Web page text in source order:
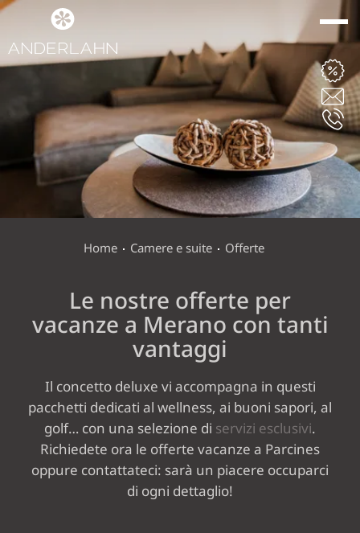
ANDERLAHN
CAMERE E SUITE
CAMERE, SUITE E PREZZI
LAST MINUTE
OFFERTE
DA SAPERE
WINE & DINE
WELLNESS VITAL
GARDEN
Home Camere e suite Offerte
Le nostre offerte per
vacanze a Merano con tanti
vantaggi
Il concetto deluxe vi accompagna in questi
pacchetti dedicati al wellness, ai buoni sapori, al
golf… con una selezione di servizi esclusivi.
Richiedete ora le offerte vacanze a Parcines
oppure contattateci: sarà un piacere occuparci
di ogni dettaglio!